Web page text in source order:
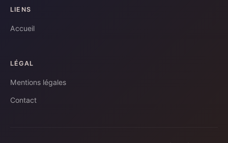
LIENS
Accueil
LÉGAL
Mentions légales
Contact